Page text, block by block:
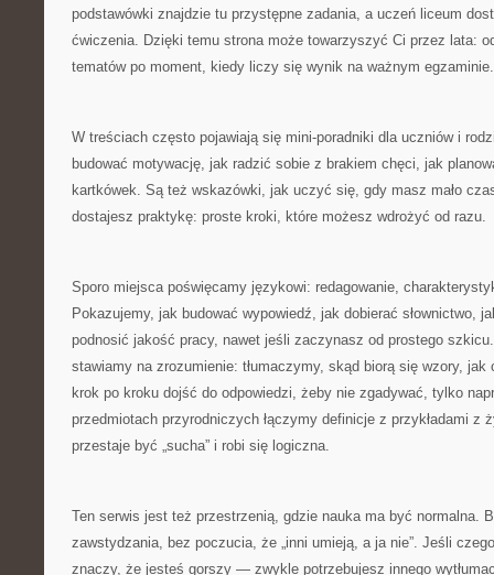
podstawówki znajdzie tu przystępne zadania, a uczeń liceum
ćwiczenia. Dzięki temu strona może towarzyszyć Ci przez lata:
tematów po moment, kiedy liczy się wynik na ważnym egzaminie.
W treściach często pojawiają się mini-poradniki dla uczniów i
budować motywację, jak radzić sobie z brakiem chęci, jak
kartkówek. Są też wskazówki, jak uczyć się, gdy masz mało
dostajesz praktykę: proste kroki, które możesz wdrożyć od razu.
Sporo miejsca poświęcamy językowi: redagowanie,
Pokazujemy, jak budować wypowiedź, jak dobierać słownictwo,
podnosić jakość pracy, nawet jeśli zaczynasz od prostego
stawiamy na zrozumienie: tłumaczymy, skąd biorą się wzory,
krok po kroku dojść do odpowiedzi, żeby nie zgadywać, tylko
przedmiotach przyrodniczych łączymy definicje z przykładami z
przestaje być „sucha” i robi się logiczna.
Ten serwis jest też przestrzenią, gdzie nauka ma być normalna.
zawstydzania, bez poczucia, że „inni umieją, a ja nie”. Jeśli
znaczy, że jesteś gorszy — zwykle potrzebujesz innego